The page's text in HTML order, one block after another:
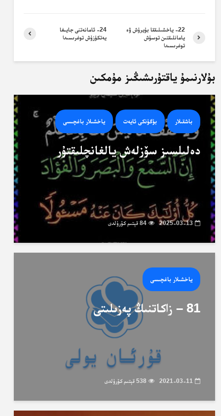
24- ئامانەتنى جايىغا
يەتكۈزۈش توغرىسىدا
22- ياخشىلىققا بۇيرۇش ۋە
يامانلىقتىن توسۇش
توغرىسىدا
بۇلارنىمۇ ياقتۇرىشىڭىز مۇمكىن
باشقىلار بۈگۈنكى ئايەت ياخشىلار باغچىسى
دەلىلسىز سۆزلەش يالغانچلىقتۇر
2025-03-13 84 قېتىم كۆرۈلدى
ياخشىلار باغچىسى
81 – زاكاتنىڭ پەزىلىتى
2021-03-11 538 قېتىم كۆرۈلدى